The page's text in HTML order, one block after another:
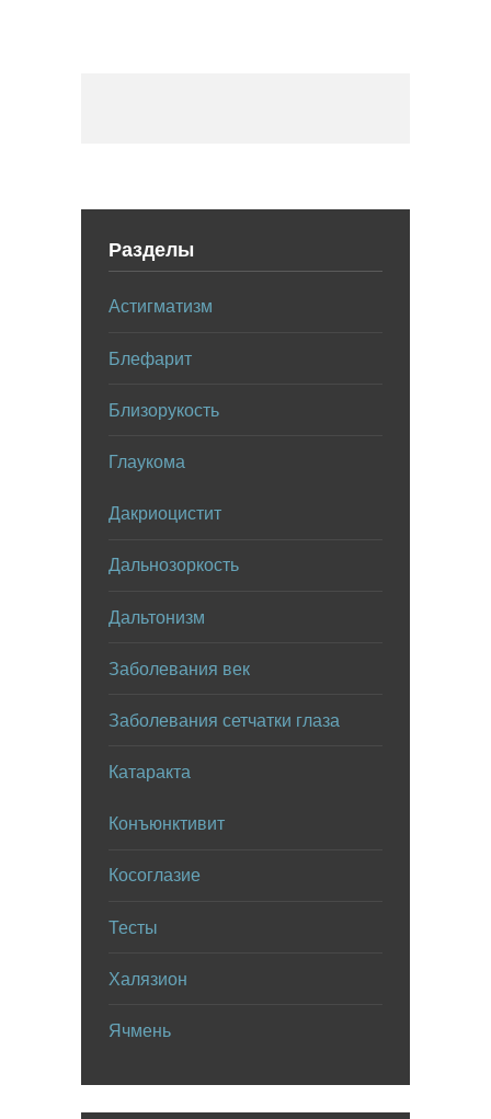
Разделы
Астигматизм
Блефарит
Близорукость
Глаукома
Дакриоцистит
Дальнозоркость
Дальтонизм
Заболевания век
Заболевания сетчатки глаза
Катаракта
Конъюнктивит
Косоглазие
Тесты
Халязион
Ячмень